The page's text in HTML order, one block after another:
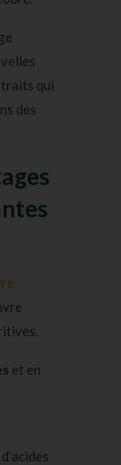
qui
des
et en